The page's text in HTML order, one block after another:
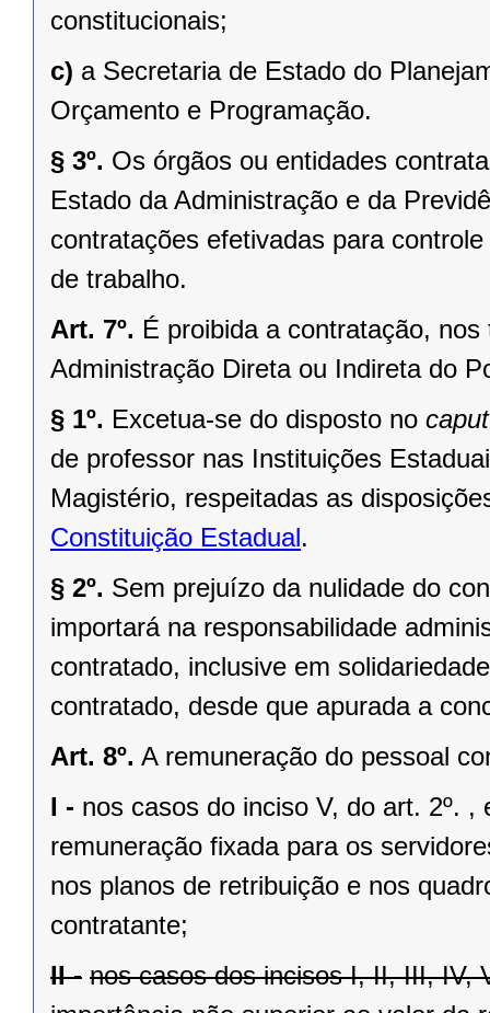
constitucionais;
c) a Secretaria de Estado do
Orçamento e Programação.
§ 3º. Os órgãos ou entidades
Estado da Administração e da
contratações efetivadas para
de trabalho.
Art. 7º. É proibida a contratação,
Administração Direta ou Indireta do
§ 1º. Excetua-se do disposto no caput
de professor nas Instituições
Magistério, respeitadas as
Constituição Estadual.
§ 2º. Sem prejuízo da nulidade do
importará na responsabilidade
contratado, inclusive em
contratado, desde que apurada a
Art. 8º. A remuneração do pessoal
I - nos casos do inciso V, do art. 2º.
remuneração fixada para os
nos planos de retribuição e nos
contratante;
II - nos casos dos incisos I, II, III, IV,